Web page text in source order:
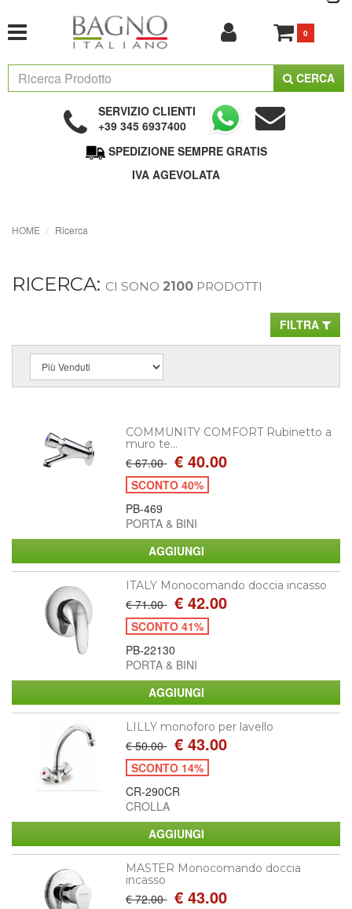
0
CERCA
SERVIZIO CLIENTI
+39 345 6937400
SPEDIZIONE SEMPRE GRATIS
IVA AGEVOLATA
HOME Ricerca
RICERCA: CI SONO 2100 PRODOTTI
FILTRA
COMMUNITY COMFORT Rubinetto a
muro te...
€ 67.00 € 40.00
SCONTO 40%
PB-469
PORTA & BINI
ITALY Monocomando doccia incasso
€ 71.00 € 42.00
SCONTO 41%
PB-22130
PORTA & BINI
LILLY monoforo per lavello
€ 50.00 € 43.00
SCONTO 14%
CR-290CR
CROLLA
MASTER Monocomando doccia
incasso
€ 72.00 € 43.00